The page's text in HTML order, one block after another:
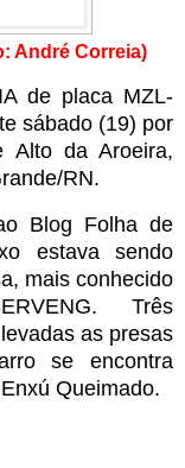
André Correia)
de placa MZL-
sábado (19) por
Alto da Aroeira,
RN.
Blog Folha de
estava sendo
mais conhecido
Três
as presas
se encontra
Queimado.